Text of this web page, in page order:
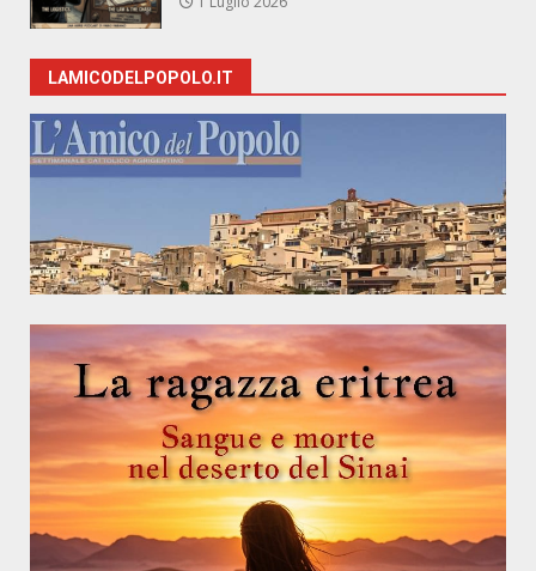
LAMICODELPOPOLO.IT